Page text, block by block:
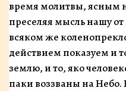
время мо­литвы, ясным
преселяя мысль нашу
всяком же
действием показуем и
землю, и то, яко
паки воззваны на Небо.